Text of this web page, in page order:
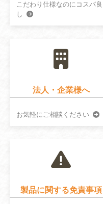
こだわり仕様なのにコスパ良
し
法人・企業様へ
お気軽にご相談ください
製品に関する免責事項